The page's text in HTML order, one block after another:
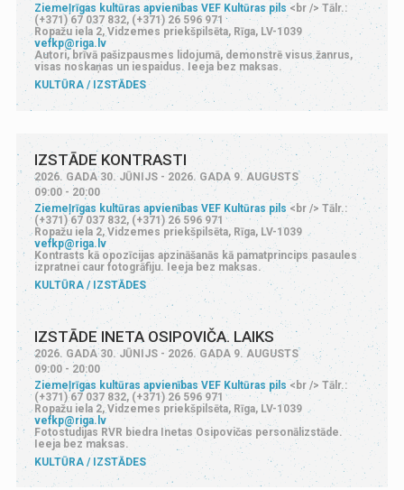
Ziemeļrīgas kultūras apvienības VEF Kultūras pils <br /> Tālr.:
(+371) 67 037 832, (+371) 26 596 971
Ropažu iela 2, Vidzemes priekšpilsēta, Rīga, LV-1039
vefkp@riga.lv
Autori, brīvā pašizpausmes lidojumā, demonstrē visus žanrus,
visas noskaņas un iespaidus. Ieeja bez maksas.
KULTŪRA
IZSTĀDES
IZSTĀDE KONTRASTI
2026. GADA 30. JŪNIJS - 2026. GADA 9. AUGUSTS
09:00 - 20:00
Ziemeļrīgas kultūras apvienības VEF Kultūras pils <br /> Tālr.:
(+371) 67 037 832, (+371) 26 596 971
Ropažu iela 2, Vidzemes priekšpilsēta, Rīga, LV-1039
vefkp@riga.lv
Kontrasts kā opozīcijas apzināšanās kā pamatprincips pasaules
izpratnei caur fotogrāfiju. Ieeja bez maksas.
KULTŪRA
IZSTĀDES
IZSTĀDE INETA OSIPOVIČA. LAIKS
2026. GADA 30. JŪNIJS - 2026. GADA 9. AUGUSTS
09:00 - 20:00
Ziemeļrīgas kultūras apvienības VEF Kultūras pils <br /> Tālr.:
(+371) 67 037 832, (+371) 26 596 971
Ropažu iela 2, Vidzemes priekšpilsēta, Rīga, LV-1039
vefkp@riga.lv
Fotostudijas RVR biedra Inetas Osipovičas personālizstāde.
Ieeja bez maksas.
KULTŪRA
IZSTĀDES